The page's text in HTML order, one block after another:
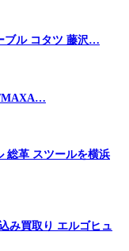
ブル コタツ 藤沢…
MAXA…
総革 スツールを横浜
み買取り エルゴヒュ